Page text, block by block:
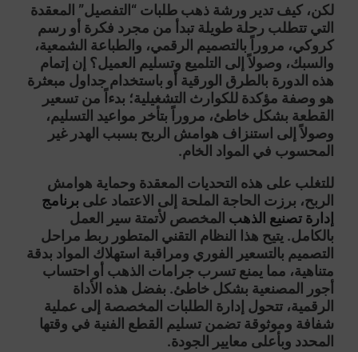
لكن، كيف تدير ورشة ذهب طلبات “التفصيل” المعقدة
التي تتطلب رحلة طويلة تبدأ من مجرد فكرة أو رسم
كروكي، مروراً بالتصميم الرقمي، والطباعة الشمعية،
والسبك، وصولاً إلى التلميع وتسليم العميل؟ إن إتمام
هذه الدورة بالطرق الورقية أو باستخدام جداول مبعثرة
هو وصفة مؤكدة للكوارث التشغيلية؛ بدءاً من تسعير
القطعة بشكل خاطئ، مروراً بتأخر مواعيد التسليم،
وصولاً إلى استنزاف هوامش الربح بسبب الهدر غير
المحسوب في المواد الخام.
للتغلب على هذه التحديات المعقدة وحماية هوامش
الربح، برزت الحاجة الملحة إلى الاعتماد على برنامج
إدارة تصنيع الذهب المخصص لأتمتة سير العمل
بالكامل. يتيح هذا النظام التقني المتطور ربط مراحل
التصميم بالتسعير الفوري ومراقبة استهلاك المواد بدقة
متناهية، مما يمنع تسرب جرامات الذهب أو احتساب
أجور المصنعية بشكل خاطئ. بفضل هذه الأداة
الرقمية، تتحول إدارة الطلبات المخصصة إلى عملية
شفافة وموثوقة تضمن تسليم القطع الفنية في وقتها
المحدد وبأعلى معايير الجودة.